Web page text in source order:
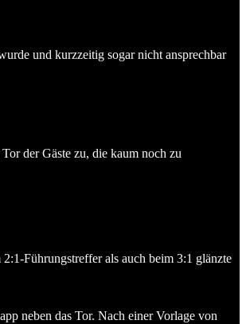
und kurzzeitig sogar nicht ansprechbar
der Gäste zu, die kaum noch zu
Führungstreffer als auch beim 3:1 glänzte
neben das Tor. Nach einer Vorlage von